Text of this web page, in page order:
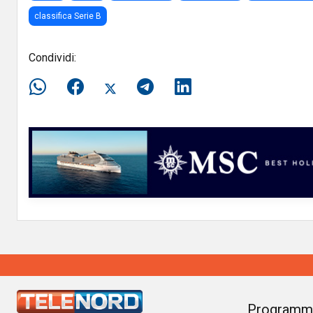
classifica Serie B
Condividi: